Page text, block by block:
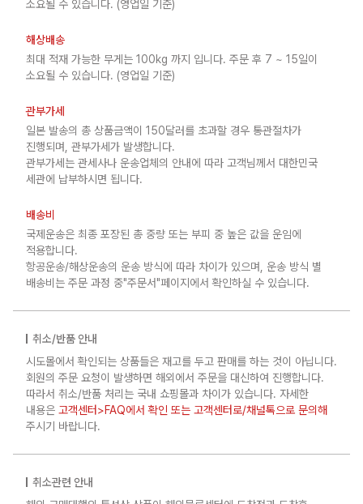
소요될 수 있습니다. (영업일 기준)
해상배송
최대 적재 가능한 무게는 100kg 까지 입니다. 주문 후 7 ~ 15일이
소요될 수 있습니다. (영업일 기준)
관부가세
일본 발송의 총 상품금액이 150달러를 초과할 경우 통관절차가
진행되며, 관부가세가 발생합니다.
관부가세는 관세사나 운송업체의 안내에 따라 고객님께서 대한민국
세관에 납부하시면 됩니다.
배송비
국제운송은 최종 포장된 총 중량 또는 부피 중 높은 값을 운임에
적용합니다.
항공운송/해상운송의 운송 방식에 따라 차이가 있으며, 운송 방식 별
배송비는 주문 과정 중"주문서"페이지에서 확인하실 수 있습니다.
취소/반품 안내
시도몰에서 확인되는 상품들은 재고를 두고 판매를 하는 것이 아닙니다.
회원의 주문 요청이 발생하면 해외에서 주문을 대신하여 진행합니다.
따라서 취소/반품 처리는 국내 쇼핑몰과 차이가 있습니다. 자세한
내용은 고객센터>FAQ에서 확인 또는 고객센터로/채널톡으로 문의해
주시기 바랍니다.
취소관련 안내